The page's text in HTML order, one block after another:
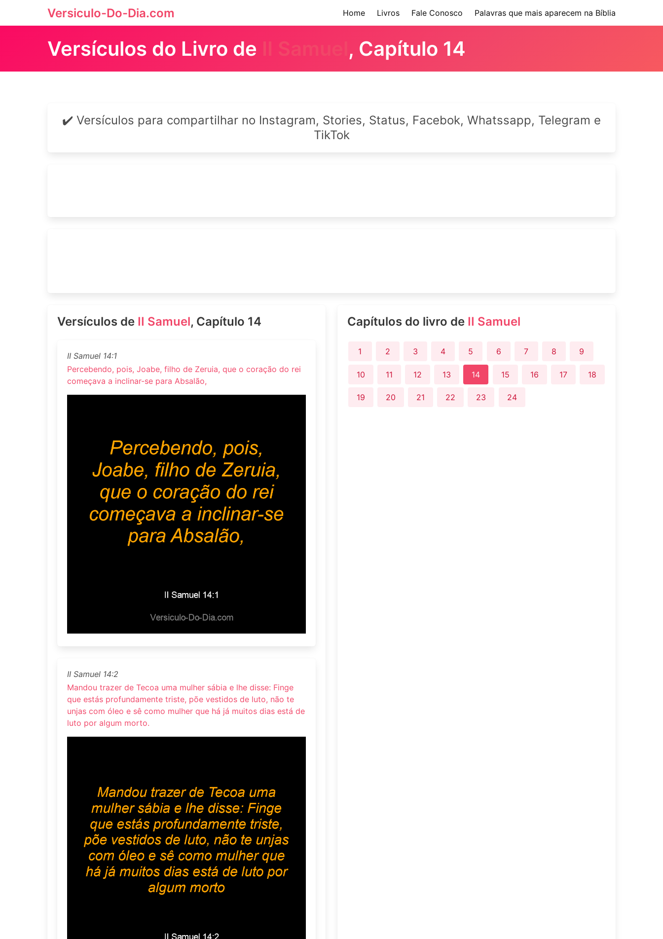
Versiculo-Do-Dia.com Home Livros Fale Conosco Palavras que mais aparecem na Bíblia
Versículos do Livro de II Samuel , Capítulo 14
✔️ Versículos para compartilhar no Instagram, Stories, Status, Facebok, Whatssapp, Telegram e
TikTok
Versículos de II Samuel, Capítulo 14
II Samuel 14:1
Percebendo, pois, Joabe, filho de Zeruia, que o coração do rei
começava a inclinar-se para Absalão,
II Samuel 14:2
Mandou trazer de Tecoa uma mulher sábia e lhe disse: Finge
que estás profundamente triste, põe vestidos de luto, não te
unjas com óleo e sê como mulher que há já muitos dias está de
luto por algum morto.
Capítulos do livro de II Samuel
1 2 3 4 5 6 7 8 9
10 11 12 13 14 15 16 17 18
19 20 21 22 23 24